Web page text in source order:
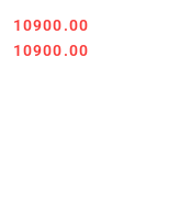
Cena:
10900.00
Cena:
10900.00